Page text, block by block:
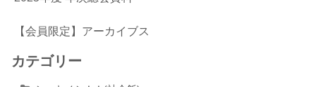
【会員限定】アーカイブス
カテゴリー